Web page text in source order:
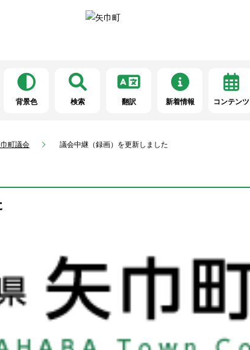
背景色 検索 翻訳 新着情報 コンテンツ
町議会 議会中継（録画）を更新しました